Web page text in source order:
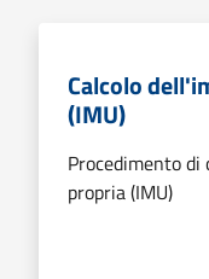
Calcolo
(IMU)
Procedimento
propria (IMU)